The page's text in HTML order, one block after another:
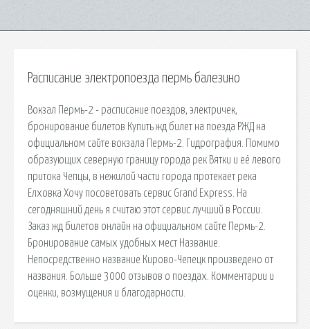
Расписание электропоезда пермь балезино
Вокзал Пермь-2 - расписание поездов, электричек,
бронирование билетов Купить жд билет на поезда РЖД на
официальном сайте вокзала Пермь-2. Гидрография. Помимо
образующих северную границу города рек Вятки и её левого
притока Чепцы, в нежилой части города протекает река
Елховка Хочу посоветовать сервис Grand Express. На
сегодняшний день я считаю этот сервис лучший в России.
Заказ жд билетов онлайн на официальном сайте Пермь-2.
Бронирование самых удобных мест Название.
Непосредственно название Кирово-Чепецк произведено от
названия. Больше 3000 отзывов о поездах. Комментарии и
оценки, возмущения и благодарности.